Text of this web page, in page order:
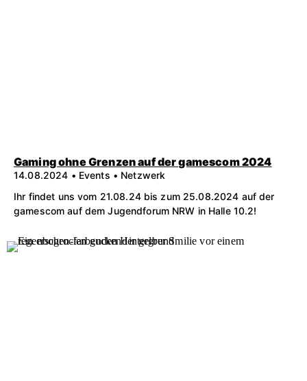
Gaming ohne Grenzen auf der gamescom 2024
14.08.2024 • Events • Netzwerk
Ihr findet uns vom 21.08.24 bis zum 25.08.2024 auf der
gamescom auf dem Jugendforum NRW in Halle 10.2!